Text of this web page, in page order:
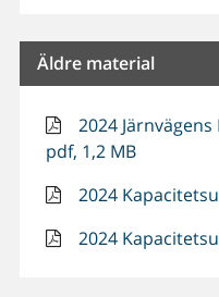
Äldre material
2024
pdf, 1,2 MB
2024
2024